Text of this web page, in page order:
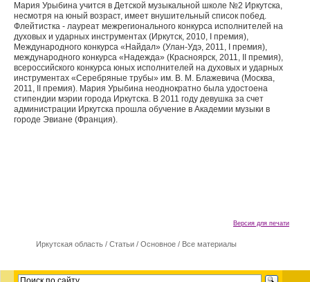
Мария Урыбина учится в Детской музыкальной школе №2 Иркутска,
несмотря на юный возраст, имеет внушительный список побед.
Флейтистка - лауреат межрегионального конкурса исполнителей на
духовых и ударных инструментах (Иркутск, 2010, I премия),
Международного конкурса «Найдал» (Улан-Удэ, 2011, I премия),
международного конкурса «Надежда» (Красноярск, 2011, II премия),
всероссийского конкурса юных исполнителей на духовых и ударных
инструментах «Серебряные трубы» им. В. М. Блажевича (Москва,
2011, II премия). Мария Урыбина неоднократно была удостоена
стипендии мэрии города Иркутска. В 2011 году девушка за счет
администрации Иркутска прошла обучение в Академии музыки в
городе Эвиане (Франция).
Версия для печати
Иркутская область / Cтатьи / Основное / Все материалы